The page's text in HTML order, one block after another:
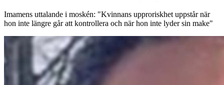
Imamens uttalande i moskén: "Kvinnans upproriskhet uppstår när
hon inte längre går att kontrollera och när hon inte lyder sin make"